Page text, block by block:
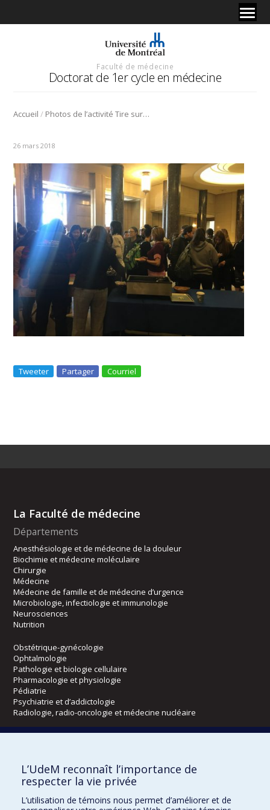
Faculté de médecine
Doctorat de 1er cycle en médecine
Accueil / Photos de l’activité Tire sur la neige
26 mars 2018
Tweeter Partager Courriel
La Faculté de médecine
Départements
Anesthésiologie et de médecine de la douleur
Biochimie et médecine moléculaire
Chirurgie
Médecine
Médecine de famille et de médecine d’urgence
Microbiologie, infectiologie et immunologie
Neurosciences
Nutrition
Obstétrique-gynécologie
Ophtalmologie
Pathologie et biologie cellulaire
Pharmacologie et physiologie
Pédiatrie
Psychiatrie et d’addictologie
Radiologie, radio-oncologie et médecine nucléaire
Kinésiologie et des sciences de l’activité physique
Orthophonie et audiologie
L’UdeM reconnaît l’importance de
respecter la vie privée
L’utilisation de témoins nous permet d’améliorer et de